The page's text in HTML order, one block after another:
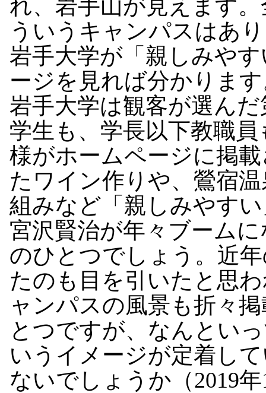
れ、岩手山が見えます
ういうキャンパスはあ
岩手大学が「親しみや
ージを見れば分かりま
岩手大学は観客が選ん
学生も、学長以下教職
様がホームページに掲
たワイン作りや、鶯宿
組みなど「親しみやす
宮沢賢治が年々ブーム
のひとつでしょう。近
たのも目を引いたと思
ャンパスの風景も折々
とつですが、なんとい
いうイメージが定着し
ないでしょうか（2019